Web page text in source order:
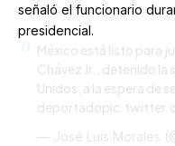
señaló el funcionario
presidencial.
México está listo para
Chávez Jr., detenido la
Unidos, a la espera de
deportado
— José Luis Morales